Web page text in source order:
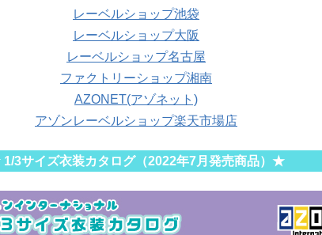
レーベルショップ池袋
レーベルショップ大阪
レーベルショップ名古屋
ファクトリーショップ湘南
AZONET(アゾネット)
アゾンレーベルショップ楽天市場店
3サイズ衣装カタログ（2022年7月発売商品）★